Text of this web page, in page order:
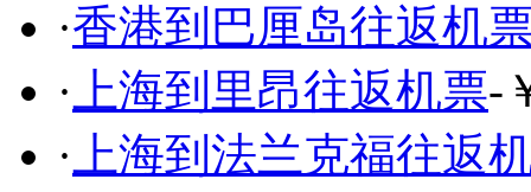
·香港到巴厘岛往返机
· 上海到里昂往返机票-
· 上海到法兰克福往返